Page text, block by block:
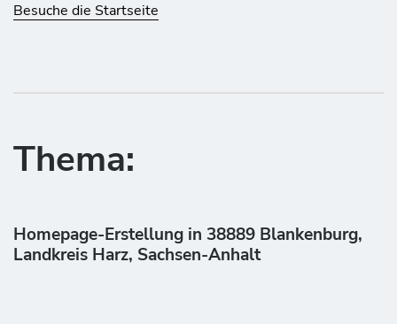
Besuche die Startseite
Thema:
Homepage-Erstellung in 38889 Blankenburg,
Landkreis Harz, Sachsen-Anhalt